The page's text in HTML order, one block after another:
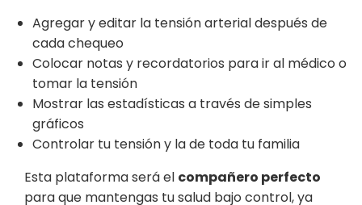
Agregar y editar la tensión arterial después de
cada chequeo
Colocar notas y recordatorios para ir al médico o
tomar la tensión
Mostrar las estadísticas a través de simples
gráficos
Controlar tu tensión y la de toda tu familia
Esta plataforma será el compañero perfecto
para que mantengas tu salud bajo control, ya